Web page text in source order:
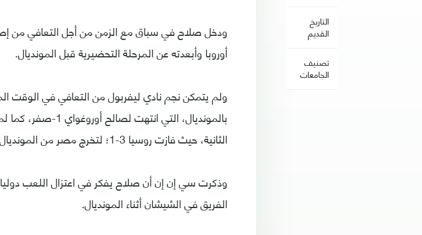
التاريخ
القديم
تصنيف
الجامعات
ودخل صلاح في سباق مع الزمن من أجل التعافي من
أوروبا وأبعدته عن المرحلة التحضيرية قبل المونديال.
ولم يتمكن نجم نادي ليفربول من التعافي في الوقت
بالمونديال، التي
الثانية، حيث فازت روسيا 3-1؛ لتخرج مصر من المونديال مبكرا.
وذكرت سي إن إن أن صلاح يفكر في اعتزال اللعب
الفريق في الشيشان أثناء المونديال.